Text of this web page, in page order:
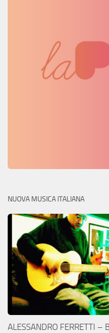
NUOVA MUSICA ITALIANA
ALESSANDRO FERRETTI –